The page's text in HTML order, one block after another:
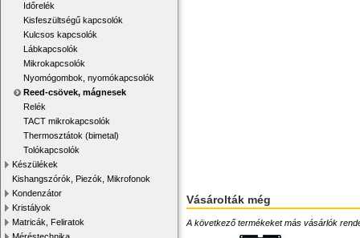
Időrelék
Kisfeszültségű kapcsolók
Kulcsos kapcsolók
Lábkapcsolók
Mikrokapcsolók
Nyomógombok, nyomókapcsolók
Reed-csövek, mágnesek
Relék
TACT mikrokapcsolók
Thermosztátok (bimetal)
Tolókapcsolók
Készülékek
Kishangszórók, Piezók, Mikrofonok
Kondenzátor
Kristályok
Matricák, Feliratok
Vásárolták még
A következő termékeket más vásárlók